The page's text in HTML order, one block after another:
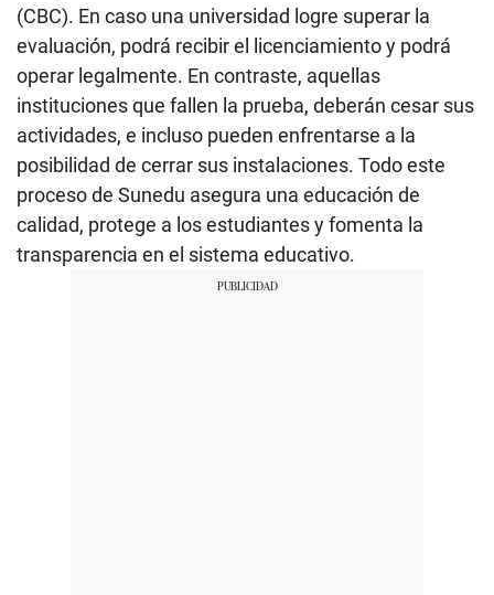
(CBC). En caso una universidad logre superar la
evaluación, podrá recibir el licenciamiento y podrá
operar legalmente. En contraste, aquellas
instituciones que fallen la prueba, deberán cesar sus
actividades, e incluso pueden enfrentarse a la
posibilidad de cerrar sus instalaciones. Todo este
proceso de Sunedu asegura una educación de
calidad, protege a los estudiantes y fomenta la
transparencia en el sistema educativo.